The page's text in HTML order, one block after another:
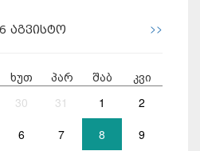
აგვისტო >>
ხუთ პარ შაბ კვი
30 31 1 2
6 7 8 9